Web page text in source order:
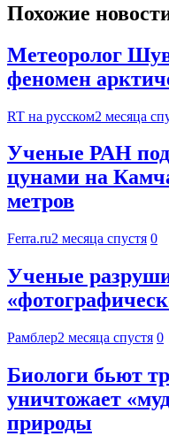
Похожие
Метеоролог
феномен
RT на русском2 месяца
Ученые РАН
цунами на
метров
Ferra.ru2 месяца спустя 0
Ученые
Рамблер2 месяца спустя 0
Биологи бьют
уничтожает
природы